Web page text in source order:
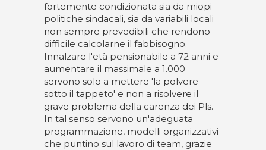
fortemente condizionata sia da miopi
politiche sindacali, sia da variabili locali
non sempre prevedibili che rendono
difficile calcolarne il fabbisogno.
Innalzare l'età pensionabile a 72 anni e
aumentare il massimale a 1.000
servono solo a mettere 'la polvere
sotto il tappeto' e non a risolvere il
grave problema della carenza dei Pls.
In tal senso servono un'adeguata
programmazione, modelli organizzativi
che puntino sul lavoro di team, grazie